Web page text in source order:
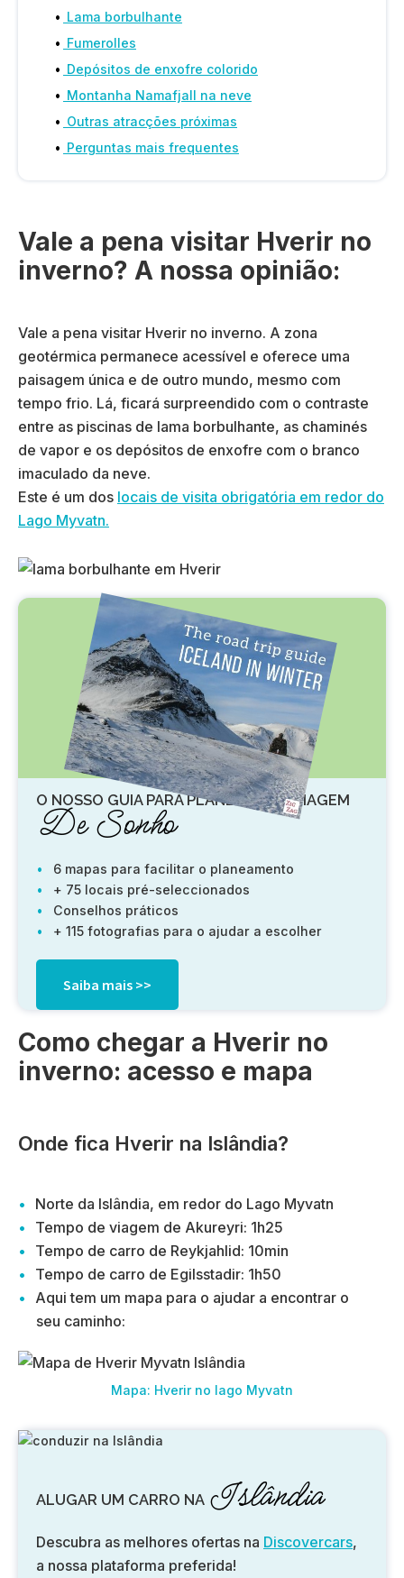
Lama borbulhante
Fumerolles
Depósitos de enxofre colorido
Montanha Namafjall na neve
Outras atracções próximas
Perguntas mais frequentes
Vale a pena visitar Hverir no
inverno? A nossa opinião:
Vale a pena visitar Hverir no inverno. A zona
geotérmica permanece acessível e oferece uma
paisagem única e de outro mundo, mesmo com
tempo frio. Lá, ficará surpreendido com o contraste
entre as piscinas de lama borbulhante, as chaminés
de vapor e os depósitos de enxofre com o branco
imaculado da neve.
Este é um dos locais de visita obrigatória em redor do
Lago Myvatn.
O NOSSO GUIA PARA PLANEAR UMA VIAGEM
De Sonho
6 mapas para facilitar o planeamento
+ 75 locais pré-seleccionados
Conselhos práticos
+ 115 fotografias para o ajudar a escolher
Saiba mais >>
Como chegar a Hverir no
inverno: acesso e mapa
Onde fica Hverir na Islândia?
Norte da Islândia, em redor do Lago Myvatn
Tempo de viagem de Akureyri: 1h25
Tempo de carro de Reykjahlid: 10min
Tempo de carro de Egilsstadir: 1h50
Aqui tem um mapa para o ajudar a encontrar o
seu caminho:
Mapa: Hverir no lago Myvatn
ALUGAR UM CARRO NA Islândia
Descubra as melhores ofertas na Discovercars,
a nossa plataforma preferida!